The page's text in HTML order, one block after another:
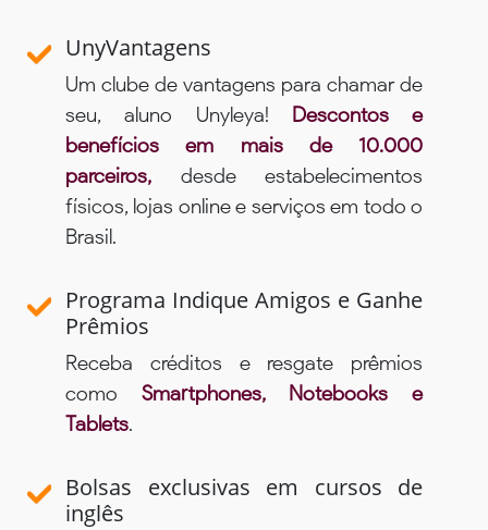
UnyVantagens
Um clube de vantagens para chamar de
seu, aluno Unyleya! Descontos e
benefícios em mais de 10.000
parceiros, desde estabelecimentos
físicos, lojas online e serviços em todo o
Brasil.
Programa Indique Amigos e Ganhe
Prêmios
Receba créditos e resgate prêmios
como Smartphones, Notebooks e
Tablets.
Bolsas exclusivas em cursos de
inglês